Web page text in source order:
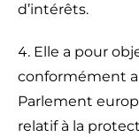
d’intérêts.
Elle a pour
conformément
Parlement
relatif à la